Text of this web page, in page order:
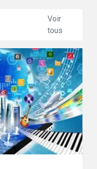
Voir
tous